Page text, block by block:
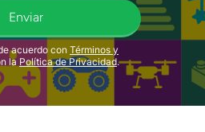
Enviar
acuerdo conTérminos y
la Política de Privacidad.